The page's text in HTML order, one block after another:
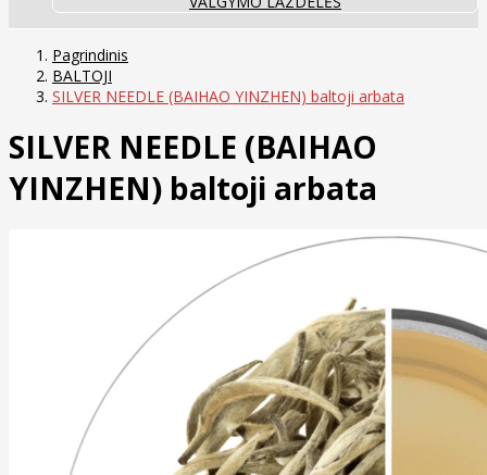
Pagrindinis
BALTOJI
SILVER NEEDLE (BAIHAO YINZHEN) baltoji arbata
SILVER NEEDLE (BAIHAO
YINZHEN) baltoji arbata